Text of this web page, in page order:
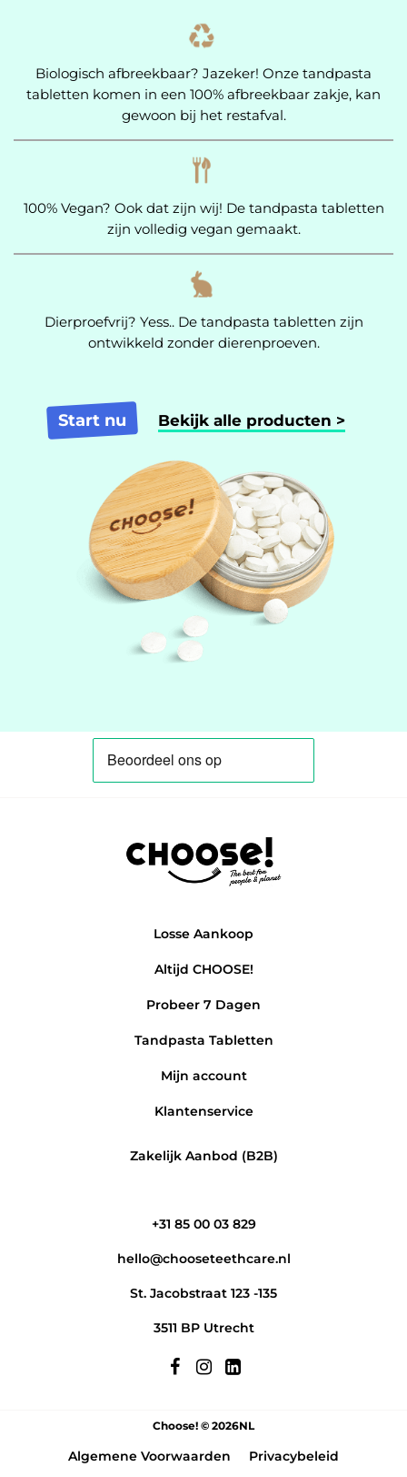
Biologisch afbreekbaar? Jazeker! Onze tandpasta
tabletten komen in een 100% afbreekbaar zakje, kan
gewoon bij het restafval.
100% Vegan? Ook dat zijn wij! De tandpasta tabletten
zijn volledig vegan gemaakt.
Dierproefvrij? Yess.. De tandpasta tabletten zijn
ontwikkeld zonder dierenproeven.
Start nu Bekijk alle producten >
Losse Aankoop
Altijd CHOOSE!
Probeer 7 Dagen
Tandpasta Tabletten
Mijn account
Klantenservice
Zakelijk Aanbod (B2B)
+31 85 00 03 829
hello@chooseteethcare.nl
St. Jacobstraat 123 -135
3511 BP Utrecht
Choose! © 2026NL
Algemene Voorwaarden Privacybeleid
eerste bestelling!
Maak samen met ons van CHOOSE Paste dé
verspilling, maar met effectieve tandzorg en sociale